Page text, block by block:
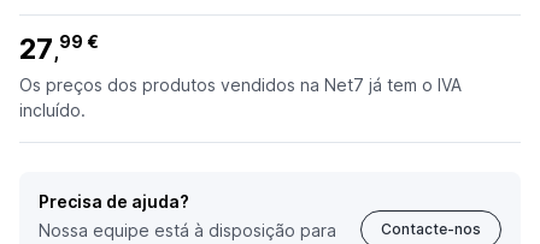
27,99 €
Os preços dos produtos vendidos na Net7 já tem o IVA
incluído.
Precisa de ajuda?
Nossa equipe está à disposição para
Contacte-nos